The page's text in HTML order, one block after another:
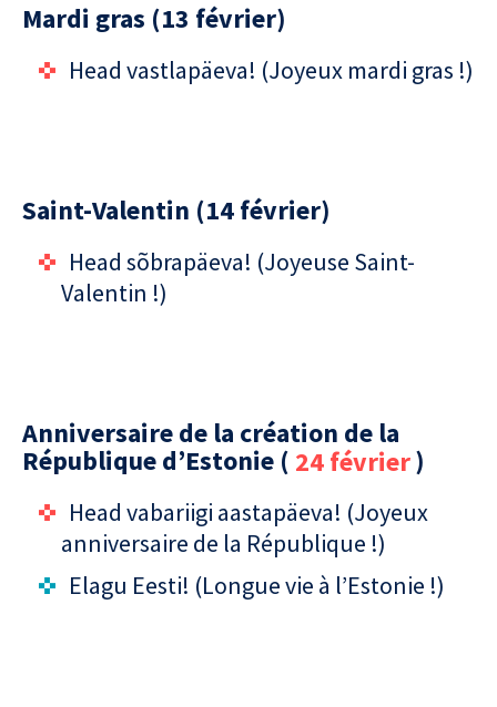
Mardi gras (13 février)
Head vastlapäeva! (Joyeux mardi gras !)
Saint-Valentin (14 février)
Head sõbrapäeva! (Joyeuse Saint-
Valentin !)
Anniversaire de la création de la
République d’Estonie ( 24 février)
Head vabariigi aastapäeva! (Joyeux
anniversaire de la République !)
Elagu Eesti! (Longue vie à l’Estonie !)